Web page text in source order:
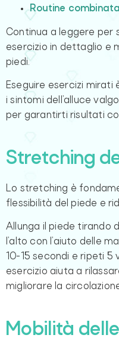
Routine
Continua a leggere per
esercizio in dettaglio e
piedi.
Eseguire esercizi mirati
i sintomi dell’alluce
per garantirti risultati
Stretching
Lo stretching è
flessibilità del piede e
Allunga il piede tirando
l’alto con l’aiuto delle
10-15 secondi e ripeti 5
esercizio aiuta a
migliorare la
Mobilità